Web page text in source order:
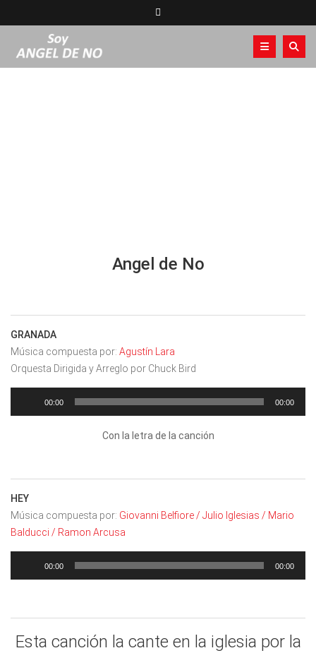
Angel de No
GRANADA
Música compuesta por: Agustín Lara
Orquesta Dirigida y Arreglo por Chuck Bird
00:00 00:00
Con la letra de la canción
HEY
Música compuesta por: Giovanni Belfiore / Julio Iglesias / Mario
Balducci / Ramon Arcusa
00:00 00:00
Esta canción la cante en la iglesia por la